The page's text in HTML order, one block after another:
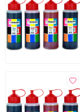
Yazıcı modellerine
aşamalarından
esas alınır.